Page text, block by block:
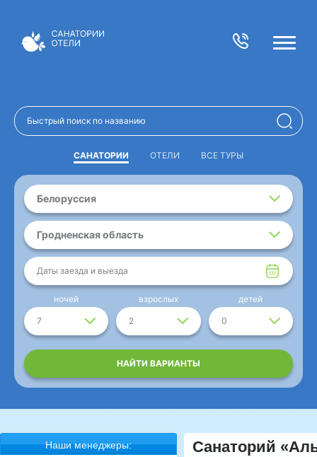
САНАТОРИИ ОТЕЛИ ВСЕ ТУРЫ
Белоруссия
Гродненская область
Даты заезда и выезда
7
ночей
2
взрослых
0
детей
НАЙТИ ВАРИАНТЫ
Наши менеджеры: Санаторий